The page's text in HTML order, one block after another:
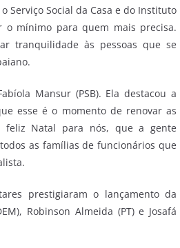
Serviço Social da Casa e do Instituto
o mínimo para quem mais precisa.
tranquilidade às pessoas que se
Mansur (PSB). Ela destacou a
esse é o momento de renovar as
feliz Natal para nós, que a gente
as famílias de funcionários que
prestigiaram o lançamento da
Robinson Almeida (PT) e Josafá